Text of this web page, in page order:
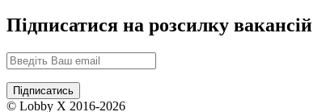
Підписатися на розсилку вакансій
© Lobby X 2016-2026